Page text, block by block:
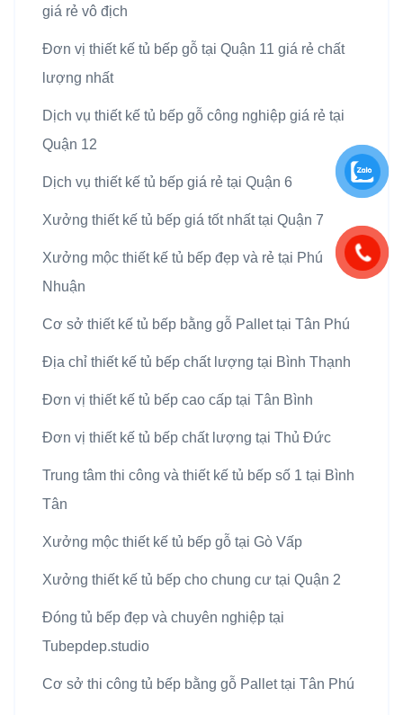
giá rẻ vô địch
Đơn vị thiết kế tủ bếp gỗ tại Quận 11 giá rẻ chất
lượng nhất
Dịch vụ thiết kế tủ bếp gỗ công nghiệp giá rẻ tại
Quận 12
Dịch vụ thiết kế tủ bếp giá rẻ tại Quận 6
Xưởng thiết kế tủ bếp giá tốt nhất tại Quận 7
Xưởng mộc thiết kế tủ bếp đẹp và rẻ tại Phú
Nhuận
Cơ sở thiết kế tủ bếp bằng gỗ Pallet tại Tân Phú
Địa chỉ thiết kế tủ bếp chất lượng tại Bình Thạnh
Đơn vị thiết kế tủ bếp cao cấp tại Tân Bình
Đơn vị thiết kế tủ bếp chất lượng tại Thủ Đức
Trung tâm thi công và thiết kế tủ bếp số 1 tại Bình
Tân
Xưởng mộc thiết kế tủ bếp gỗ tại Gò Vấp
Xưởng thiết kế tủ bếp cho chung cư tại Quận 2
Đóng tủ bếp đẹp và chuyên nghiệp tại
Tubepdep.studio
Cơ sở thi công tủ bếp bằng gỗ Pallet tại Tân Phú